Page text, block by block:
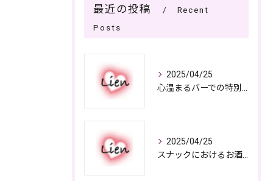
最近の投稿
Recent
Posts
2025/04/25
2025/04/25